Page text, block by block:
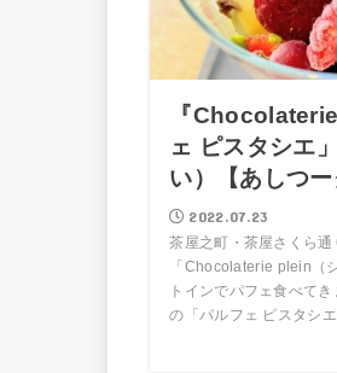
『
ェ ピスタシエ
い）【あしつー
2022.07.23
茶屋之町・茶屋さくら
「Chocolaterie plein（
トインでパフェ食べて
の「パルフェ ピスタシエ